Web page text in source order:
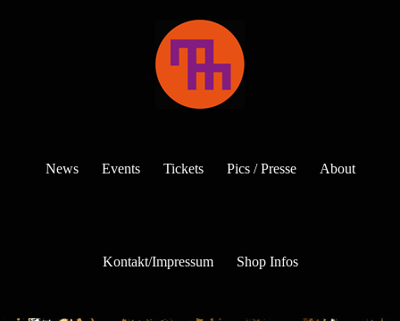
News Events Tickets Pics / Presse About
Kontakt/Impressum Shop Infos